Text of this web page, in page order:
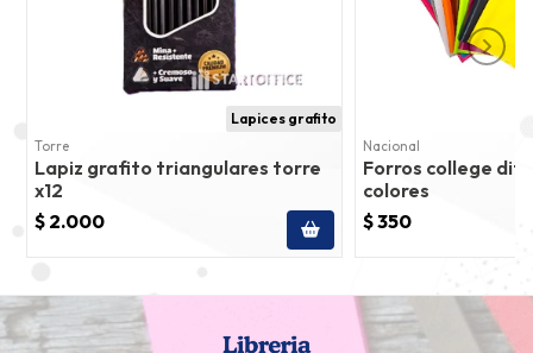
Lapices grafito
Torre
Lapiz grafito triangulares torre
x12
$ 2.000
Nacional
Forros college
colores
$ 350